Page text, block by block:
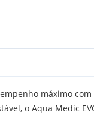
máximo
o Aqua Medic